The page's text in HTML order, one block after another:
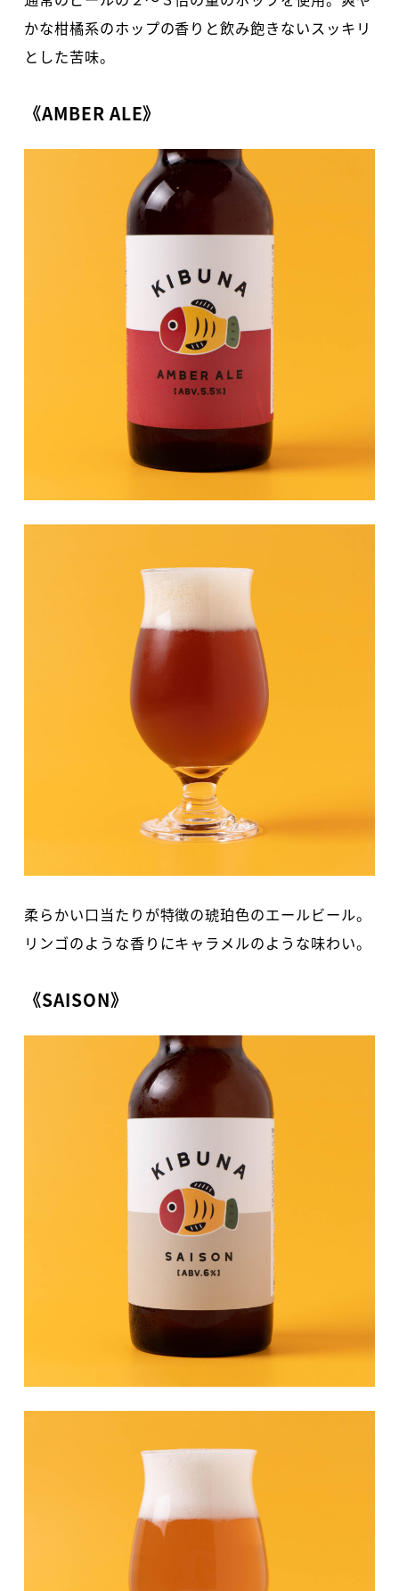
かな柑橘系のホップの香りと飲み飽きないスッキリ
とした苦味。
《AMBER ALE》
柔らかい口当たりが特徴の琥珀色のエールビール。
リンゴのような香りにキャラメルのような味わい。
《SAISON》